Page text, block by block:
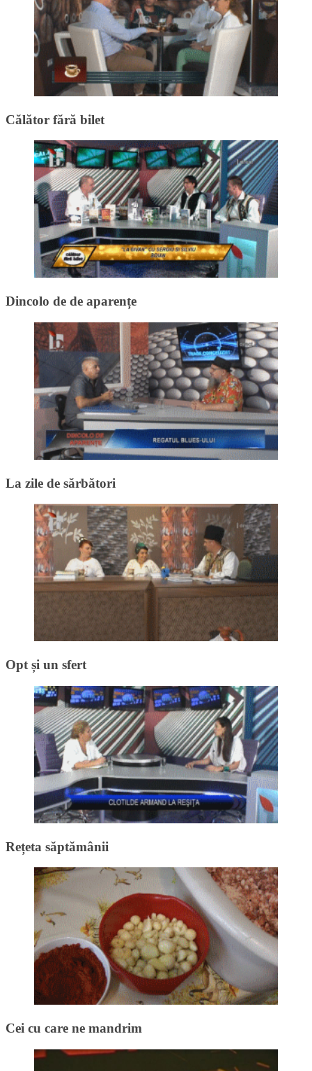
Călător fără bilet
Dincolo de de aparențe
La zile de sărbători
Opt și un sfert
Rețeta săptămânii
Cei cu care ne mandrim